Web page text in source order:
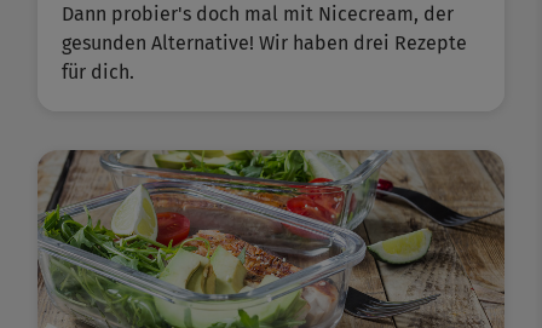
Dann probier's doch mal mit Nicecream, der
gesunden Alternative! Wir haben drei Rezepte
für dich.